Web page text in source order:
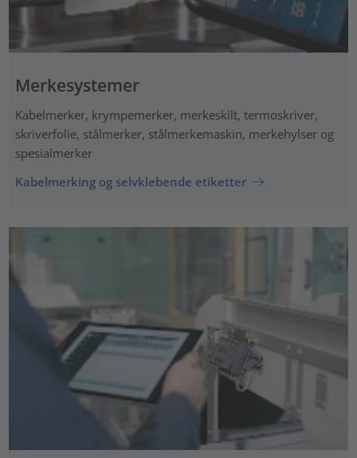
Merkesystemer
Kabelmerker, krympemerker, merkeskilt, termoskriver,
skriverfolie, stålmerker, stålmerkemaskin, merkehylser og
spesialmerker
Kabelmerking og selvklebende etiketter